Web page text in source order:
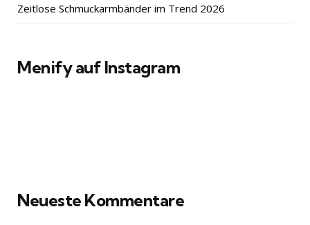
Zeitlose Schmuckarmbänder im Trend 2026
Menify auf Instagram
Neueste Kommentare